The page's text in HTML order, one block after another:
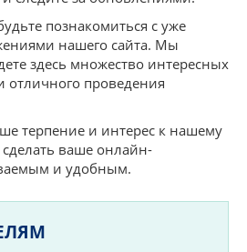
познакомиться с уже
нашего сайта. Мы
здесь множество интересных
отличного проведения
терпение и интерес к нашему
ваше онлайн-
и удобным.